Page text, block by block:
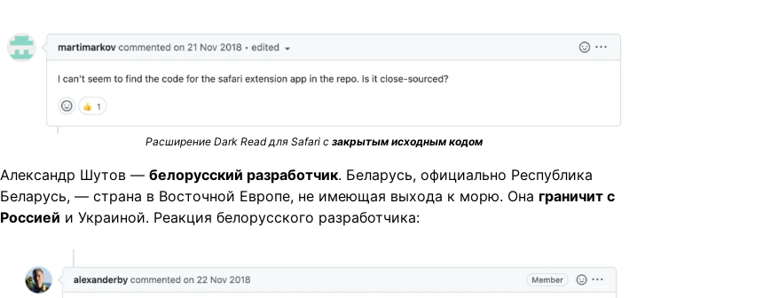
Расширение Dark Read для Safari сзакрытым исходным кодом
Александр Шутов —белорусский разработчик. Беларусь, официально Республика
Беларусь, — страна в Восточной Европе, не имеющая выхода к морю. Она граничит с
Россией и Украиной. Реакция белорусского разработчика: